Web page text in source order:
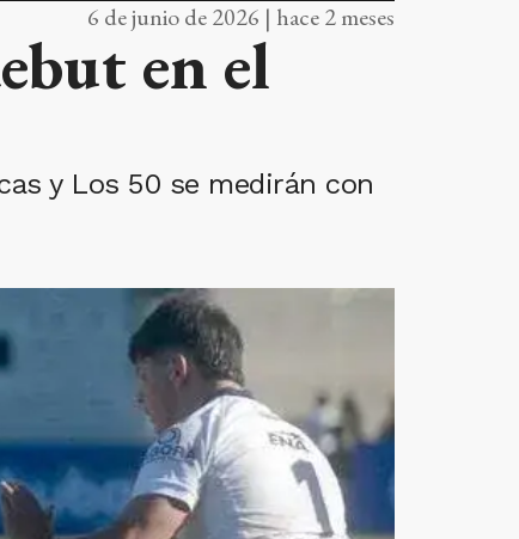
6 de junio de 2026 | hace 2 meses
en el
y Los 50 se medirán con